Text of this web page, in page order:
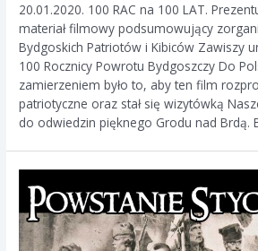
20.01.2020. 100 RAC na 100 LAT.
materiał filmowy podsumowujący
Bydgoskich Patriotów i Kibiców Zawiszy
100 Rocznicy Powrotu Bydgoszczy Do
zamierzeniem było to, aby ten film
patriotyczne oraz stał się wizytówką
do odwiedzin pięknego Grodu nad Brdą.